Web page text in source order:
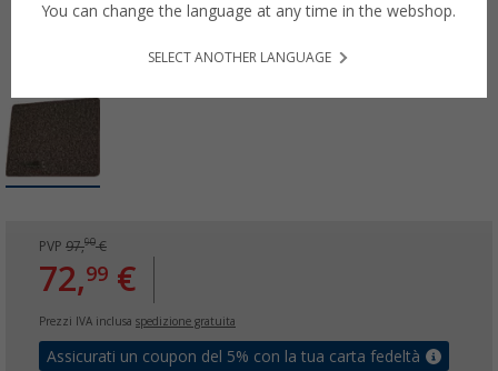
PVP 97,90€
72,99 €
Prezzi IVA inclusa spedizione gratuita
Assicurati un coupon del 5% con la tua carta fedeltà
You can change the language at any time in the webshop.
SELECT ANOTHER LANGUAGE